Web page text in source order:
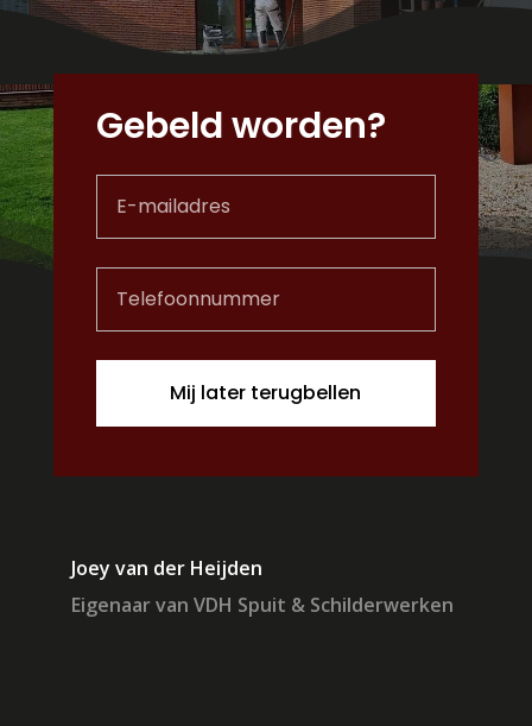
Gebeld worden?
Joey van der Heijden
Eigenaar van VDH Spuit & Schilderwerken